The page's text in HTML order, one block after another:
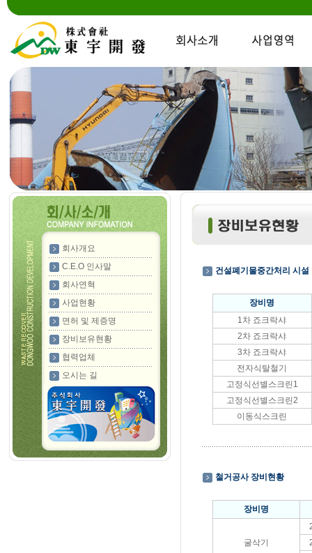
회사개요
C.E.O 인사말
회사연혁
사업현황
면허 및 제증명
장비보유현황
협력업체
오시는 길
건설폐기물중간처리 시설
장비명
1차 죠크락샤
2차 죠크락샤
3차 죠크락샤
전자식탈철기
고정식선별스크린1
고정식선별스크린2
이동식스크린
철거공사 장비현황
장비명
굴삭기